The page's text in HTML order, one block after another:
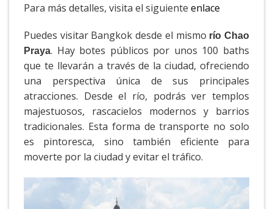
Para más detalles, visita el siguiente enlace
Puedes visitar Bangkok desde el mismo río Chao
Praya. Hay botes públicos por unos 100 baths
que te llevarán a través de la ciudad, ofreciendo
una perspectiva única de sus principales
atracciones. Desde el río, podrás ver templos
majestuosos, rascacielos modernos y barrios
tradicionales. Esta forma de transporte no solo
es pintoresca, sino también eficiente para
moverte por la ciudad y evitar el tráfico.